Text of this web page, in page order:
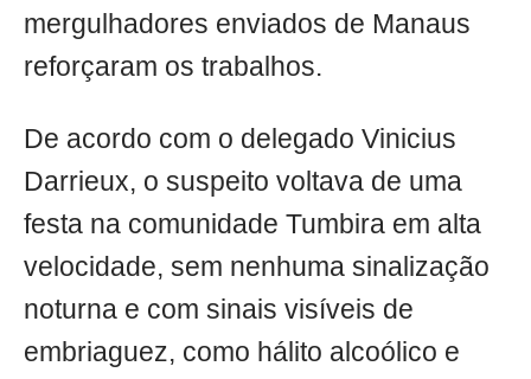
mergulhadores enviados de Manaus
reforçaram os trabalhos.
De acordo com o delegado Vinicius
Darrieux, o suspeito voltava de uma
festa na comunidade Tumbira em alta
velocidade, sem nenhuma sinalização
noturna e com sinais visíveis de
embriaguez, como hálito alcoólico e